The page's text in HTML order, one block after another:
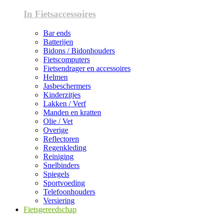
In Fietsaccessoires
Bar ends
Batterijen
Bidons / Bidonhouders
Fietscomputers
Fietsendrager en accessoires
Helmen
Jasbeschermers
Kinderzitjes
Lakken / Verf
Manden en kratten
Olie / Vet
Overige
Reflectoren
Regenkleding
Reiniging
Snelbinders
Spiegels
Sportvoeding
Telefoonhouders
Versiering
Fietsgereedschap